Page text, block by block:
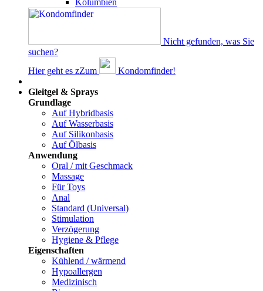
Kolumbien
Nicht gefunden, was Sie
suchen?
Hier geht es zZum
Kondomfinder!
Gleitgel & Sprays
Grundlage
Auf Hybridbasis
Auf Wasserbasis
Auf Silikonbasis
Auf Ölbasis
Anwendung
Oral / mit Geschmack
Massage
Für Toys
Anal
Standard (Universal)
Stimulation
Verzögerung
Hygiene & Pflege
Eigenschaften
Kühlend / wärmend
Hypoallergen
Medizinisch